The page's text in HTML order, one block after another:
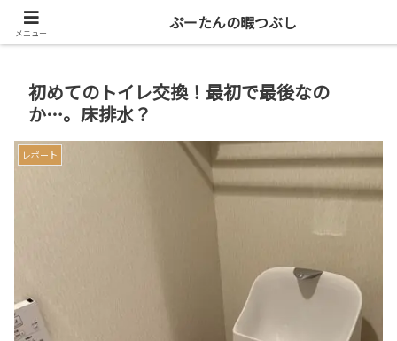
共働き二人暮らしを楽しもう
初めてのトイレ交換！最初で最後なの
か…。床排水？
レポート
メニュー
ぷーたんの暇つぶし